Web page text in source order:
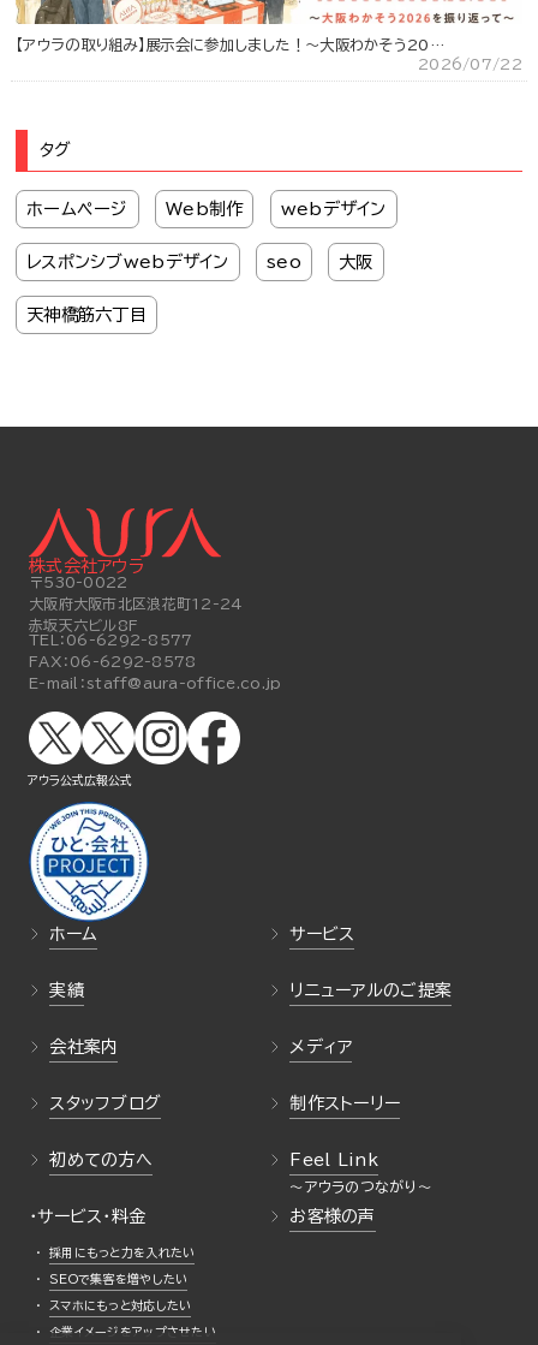
【アウラの取り組み】展示会に参加しました！～大阪わかそう20…
2026/07/22
タグ
ホームページ Web制作 webデザイン
レスポンシブwebデザイン seo 大阪
天神橋筋六丁目
ホーム サービス
実績 リニューアルのご提案
会社案内 メディア
スタッフブログ 制作ストーリー
初めての方へ Feel Link
・サービス・料金
採用にもっと力を入れたい
SEOで集客を増やしたい
スマホにもっと対応したい
企業イメージをアップさせたい
お客様の声
株式会社アウラ
〒530-0022
大阪府大阪市北区浪花町12-24
赤坂天六ビル8F
TEL： 06-6292-8577
FAX： 06-6292-8578
E-mail： staff@aura-office.co.jp
アウラ公式 広報公式